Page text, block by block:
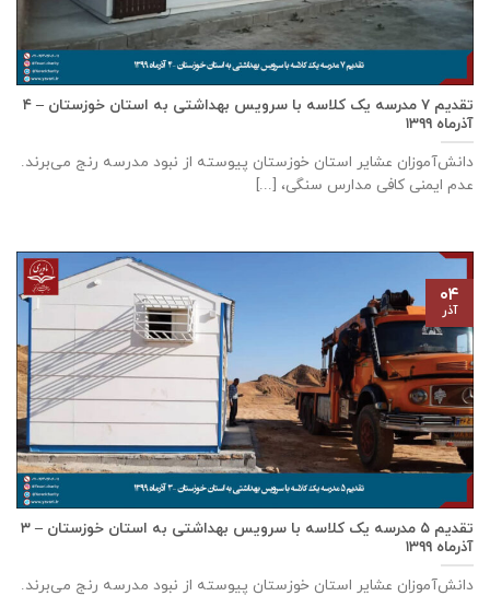
تقدیم ۷ مدرسه یک کلاسه با سرويس بهداشتی به استان خوزستان – ۴
آذر‌ماه ۱۳۹۹
دانش‌آموزان عشایر استان خوزستان پيوسته از نبود مدرسه رنج می‌برند.
عدم ایمنی کافی مدارس سنگی، [...]
تقدیم ۵ مدرسه یک کلاسه با سرويس بهداشتی به استان خوزستان – ۳
آذر‌ماه ۱۳۹۹
دانش‌آموزان عشایر استان خوزستان پيوسته از نبود مدرسه رنج می‌برند.
۰۴
آذر